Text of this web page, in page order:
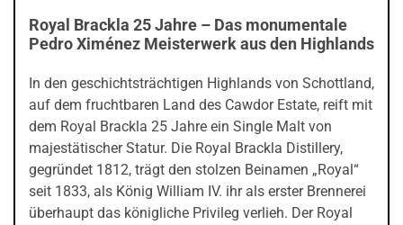
Royal Brackla 25 Jahre – Das monumentale
Pedro Ximénez Meisterwerk aus den Highlands
In den geschichtsträchtigen Highlands von Schottland,
auf dem fruchtbaren Land des Cawdor Estate, reift mit
dem Royal Brackla 25 Jahre ein Single Malt von
majestätischer Statur. Die Royal Brackla Distillery,
gegründet 1812, trägt den stolzen Beinamen „Royal“
seit 1833, als König William IV. ihr als erster Brennerei
überhaupt das königliche Privileg verlieh. Der Royal